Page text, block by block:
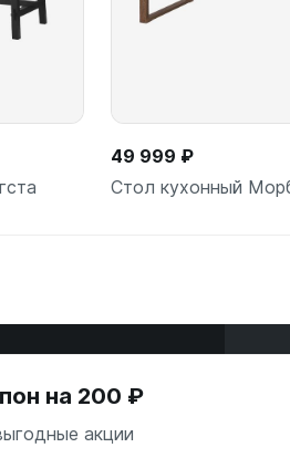
49 999 ₽
Стол кухонный
на 200 ₽
акции